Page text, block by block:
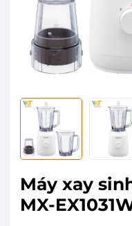
Máy xay
MX-